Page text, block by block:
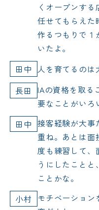
くオープンす
任せてもらえた
作るつもりで１
いたよ。
田中
人を育てるのは
長田
IAの資格を取る
要なことがいろ
田中 接客経験が大事
重ね。あとは面
度も練習して、
うにしたことと
ことかな。
小村
モチベーション